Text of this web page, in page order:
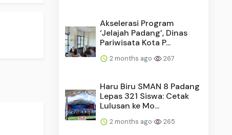
Akselerasi Program
‘Jelajah Padang’, Dinas
Pariwisata Kota P...
2 months ago 267
Haru Biru SMAN 8 Padang
Lepas 321 Siswa: Cetak
Lulusan ke Mo...
2 months ago 265